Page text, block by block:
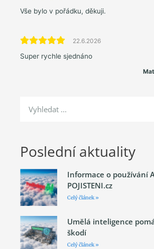
Vše bylo v pořádku, děkuji.
22.6.2026
Super rychle sjednáno
Poslední aktuality
Informace o používání
POJISTENI.cz
Celý článek »
Umělá inteligence
škodí
Celý článek »